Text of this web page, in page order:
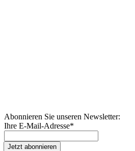
Abonnieren Sie unseren Newsletter:
Ihre E-Mail-Adresse*
Jetzt abonnieren